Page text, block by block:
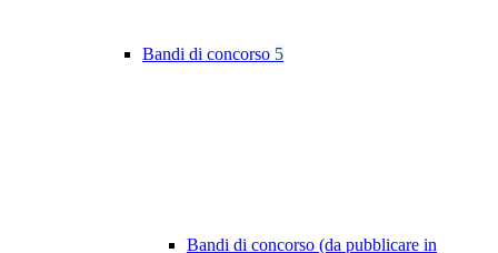
Bandi di concorso 5
Bandi di concorso (da pubblicare in